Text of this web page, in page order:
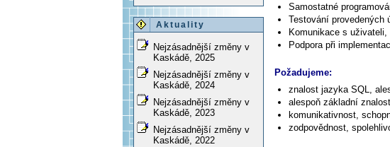
Aktuality
Nejzásadnější změny v
Kaskádě, 2025
Nejzásadnější změny v
Kaskádě, 2024
Nejzásadnější změny v
Kaskádě, 2023
Nejzásadnější změny v
Kaskádě, 2022
Samostatné
Testování provedených
Komunikace s
Podpora při
Požadujeme:
znalost jazyka SQL,
alespoň základní
komunikativnost,
zodpovědnost,